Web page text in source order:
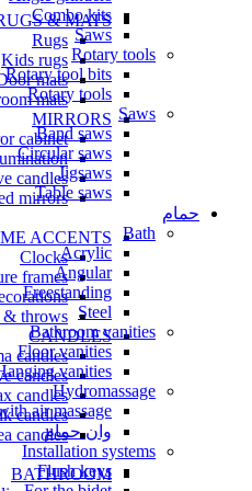
& MATS
Rugs
Kids rugs
mats
mats
MIRRORS
cabinet
candles
mirrors
ACCENTS
Clocks
frames
throws
CANDLES
candles
candles
candles
candles
candles
BATHROOM
Combo kits
Saws
Rotary tools
Rotary tool bits
Rotary tools
Saws
Band saws
Circular saws
Jigsaws
Table saws
حمام
Bath
Acrylic
Angular
Freestanding
Steel
Bathroom vanities
Floor vanities
vanities
Hydromassage
air massage
وان حمام
Installation systems
Flush keys